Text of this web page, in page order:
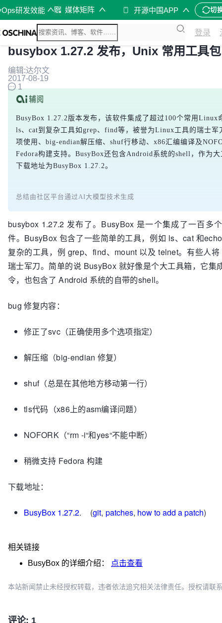
研发效能 媒体矩阵 开源中国APP 切
登录
busybox 1.27.2 发布，Unix 常用工具包
编辑:达尔文
2017-08-19
1
BusyBox 1.27.2版本发布，该软件集成了超过100个常用Linux
ls、cat到复杂工具如grep、find等，被誉为Linux工具的瑞士军
项使用、big-endian解压缩、shuf行移动、x86汇编编译及
Fedora构建支持。BusyBox还包含Android系统的shell，作为
下载地址为BusyBox 1.27.2。
总结由社区平台通过AI大模型技术生成
busybox 1.27.2 发布了。BusyBox 是一个集成了一百多
件。BusyBox 包含了一些简单的工具，例如 ls、cat 和
复杂的工具，例 grep、find、mount 以及 telnet。有些人
瑞士军刀。简单的说 BusyBox 就好像是个大工具箱，它集
令，也包含了 Android 系统的自带的shell。
bug 修复内容：
修正了svc（正确使用多个选项指定）
解压缩（big-endian 修复）
shuf（总是在其他地方移动第一行）
tls代码（x86上的asm编译问题）
NOFORK（“rm -i“和yes“不能中断）
稍微支持 Fedora 构建
下载地址：
BusyBox 1.27.2. (git, patches, how to add a patch)
相关链接
BusyBox 的详细介绍： 点击查看
本站新闻禁止未经授权转载，违者依法追究相关法律责任。授权请联
评论: 1